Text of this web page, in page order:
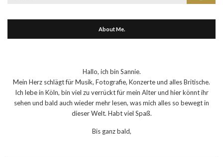
About Me.
Hallo, ich bin Sannie.
Mein Herz schlägt für Musik, Fotografie, Konzerte und alles Britische.
Ich lebe in Köln, bin viel zu verrückt für mein Alter und hier könnt ihr
sehen und bald auch wieder mehr lesen, was mich alles so bewegt in
dieser Welt. Habt viel Spaß.
Bis ganz bald,